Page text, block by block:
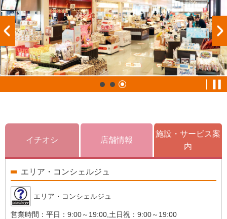
イチオシ 店舗情報
施設・サービス案
内
エリア・コンシェルジュ
エリア・コンシェルジュ
営業時間： 平日：9:00～19:00,土日祝：9:00～19:00